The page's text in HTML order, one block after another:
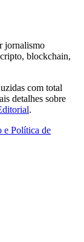
jornalismo
blockchain,
com total
detalhes sobre
.
e Política de